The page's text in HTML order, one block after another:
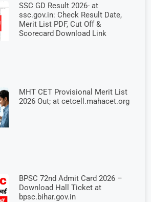
SSC GD Result 2026- at
ssc.gov.in: Check Result Date,
Merit List PDF, Cut Off &
Scorecard Download Link
MHT CET Provisional Merit List
2026 Out; at cetcell.mahacet.org
BPSC 72nd Admit Card 2026 –
Download Hall Ticket at
bpsc.bihar.gov.in